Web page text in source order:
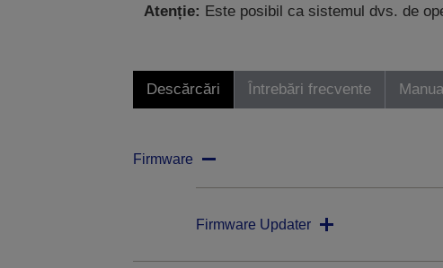
Atenție: Este posibil ca sistemul dvs. de
Descărcări Întrebări frecvente
Firmware
Firmware Updater